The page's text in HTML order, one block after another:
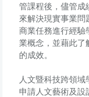
管課程後，儘管成
來解決現實事業問
商業任務進行經驗
業概念，並藉此了
的成效。
人文暨科技跨領
申請人文藝術及設